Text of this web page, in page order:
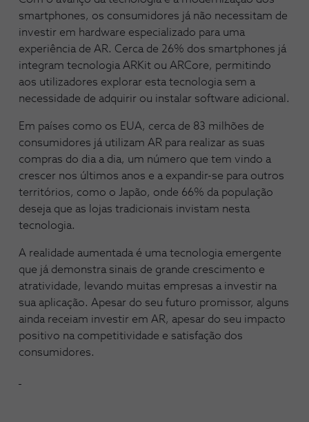
smartphones, os consumidores já não necessitam de
investir em hardware especializado para uma
experiência de AR. Cerca de 26% dos smartphones já
integram tecnologia ARKit ou ARCore, permitindo
aos utilizadores explorar esta tecnologia sem a
necessidade de adquirir ou instalar software adicional.
Em países como os EUA, cerca de 83 milhões de
consumidores já utilizam AR para realizar as suas
compras do dia a dia, um número que tem vindo a
crescer nos últimos anos e a expandir-se para outros
territórios, como o Japão, onde 66% da população
deseja que as lojas tradicionais invistam nesta
tecnologia.
A realidade aumentada é uma tecnologia emergente
que já demonstra sinais de grande crescimento e
atratividade, levando muitas empresas a investir na
sua aplicação. Apesar do seu futuro promissor, alguns
ainda receiam investir em AR, apesar do seu impacto
positivo na competitividade e satisfação dos
consumidores.